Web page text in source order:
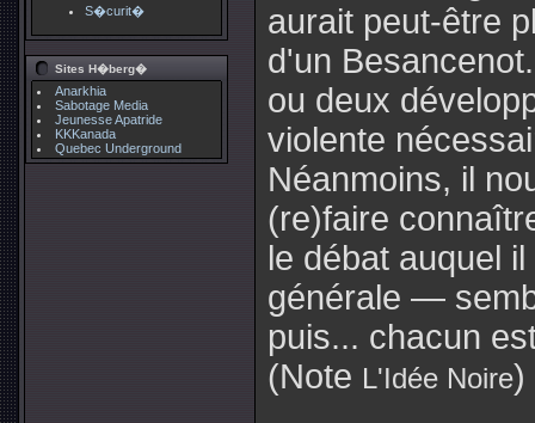
S�curit�
Sites H�berg�
Anarkhia
Sabotage Media
Jeunesse Apatride
KKKanada
Quebec Underground
aurait peut-être
d'un
ou deux
violente
Néanmoins, il
(re)faire
le débat auquel
générale —
puis... chacun
(Note L'Idée Noire)